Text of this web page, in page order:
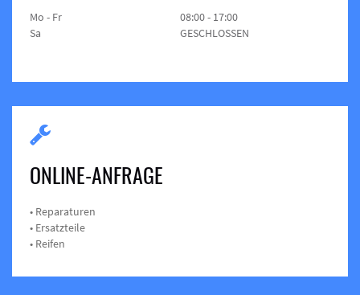
Mo - Fr
08:00 - 17:00
Sa
GESCHLOSSEN
ONLINE-ANFRAGE
• Reparaturen
• Ersatzteile
• Reifen